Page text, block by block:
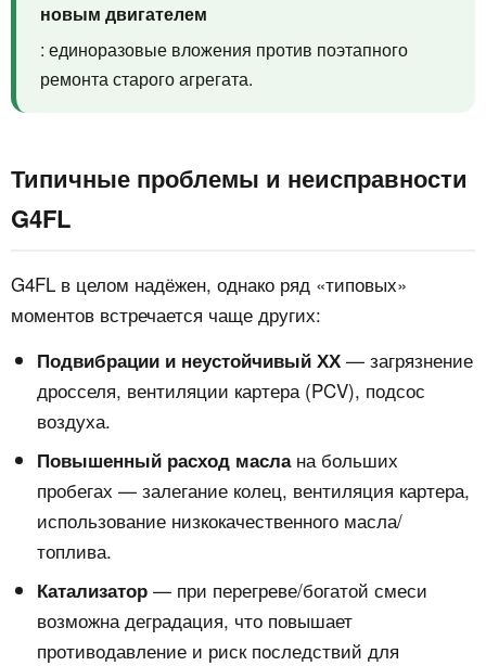
новым двигателем
: единоразовые вложения против поэтапного
ремонта старого агрегата.
Типичные проблемы и неисправности
G4FL
G4FL в целом надёжен, однако ряд «типовых»
моментов встречается чаще других:
Подвибрации и неустойчивый ХХ — загрязнение
дросселя, вентиляции картера (PCV), подсос
воздуха.
Повышенный расход маслана больших
пробегах — залегание колец, вентиляция картера,
использование низкокачественного масла/
топлива.
Катализатор — при перегреве/богатой смеси
возможна деградация, что повышает
противодавление и риск последствий для